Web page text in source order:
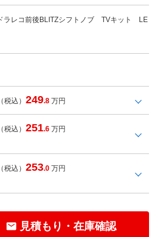
レコ前後BLITZシフトノブ TVキット LE
税込）249.8 万円
税込）251.6 万円
税込）253.0 万円
見積もり・在庫確認